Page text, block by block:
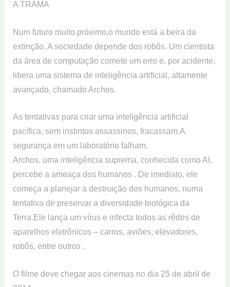
A TRAMA
Num futuro muito próximo,o mundo está a beira da
extinção. A sociedade depende dos robôs. Um cientista
da área de computação comete um erro e, por acidente,
libera uma sistema de inteligência artificial, altamente
avançado, chamado Archos.
As tentativas para criar uma inteligência artificial
pacífica, sem instintos assassinos, fracassam.A
segurança em um laboratório falham.
Archos, uma inteligência suprema, conhecida como Al,
percebe a ameaça dos humanos . De imediato, ele
começa a planejar a destruição dos humanos, numa
tentativa de preservar a diversidade biológica da
Terra.Ele lança um vírus e infecta todos as rêdes de
aparelhos eletrônicos – carros, aviões, elevadores,
robôs, entre outros .
O filme deve chegar aos cinemas no dia 25 de abril de